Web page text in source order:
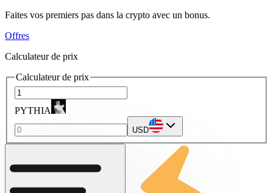
Faites vos premiers pas dans la crypto avec un bonus.
Offres
Calculateur de prix
Calculateur de prix
PYTHIA
USD